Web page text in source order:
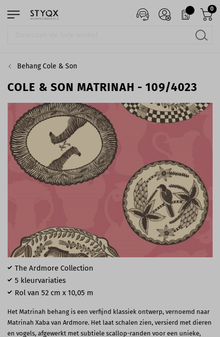
0
Behang Cole & Son
COLE & SON MATRINAH - 109/4023
The Ardmore Collection
5 kleurvariaties
Rol van 52 cm x 10,05 m
Het Matrinah behang is een verfijnd klassiek ontwerp, vernoemd naar
Matrinah Xaba van Ardmore. Het laat schalen zien, versierd met dieren
en vogels, afgewerkt met subtiele scallop-randen voor een unieke,